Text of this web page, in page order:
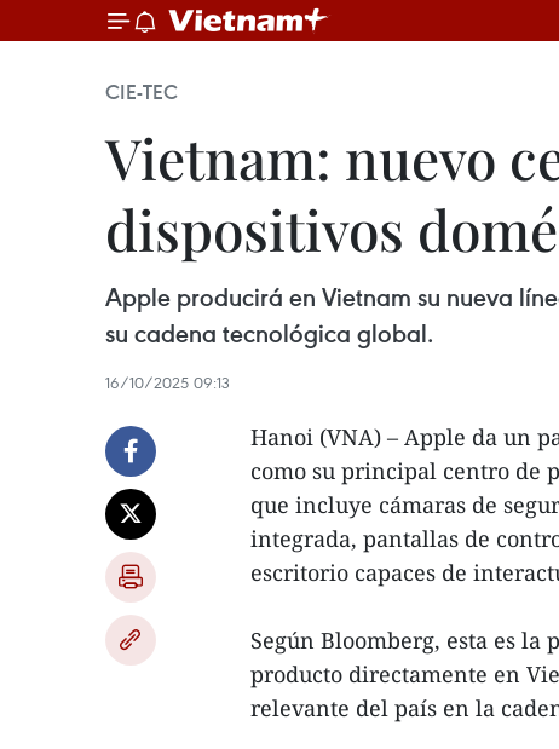
CIE-TEC
Vietnam: nuevo
dispositivos
Apple producirá en Vietnam su nueva
su cadena tecnológica global.
16/10/2025 09:13
Hanoi (VNA) – Apple da un
como su principal centro de
que incluye cámaras de
integrada, pantallas de
escritorio capaces de
Según Bloomberg, esta es
producto directamente en
relevante del país en la